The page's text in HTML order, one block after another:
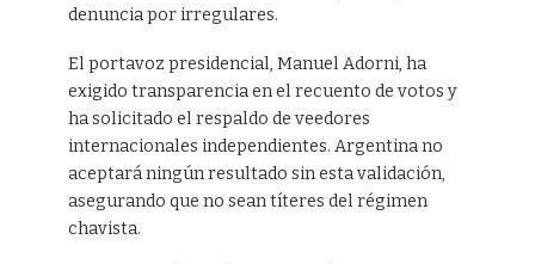
denuncia por irregulares.
El portavoz presidencial, Manuel Adorni, ha
exigido transparencia en el recuento de votos y
ha solicitado el respaldo de veedores
internacionales independientes. Argentina no
aceptará ningún resultado sin esta validación,
asegurando que no sean títeres del régimen
chavista.